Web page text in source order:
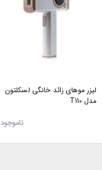
لیزر موهای زائد خانگی لسکلتون
مدل T110
ناموجود